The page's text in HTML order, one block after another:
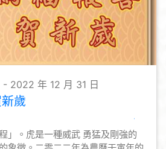
2022 年 12 月 31 日
歲
」。虎是一種威武 勇猛及剛強的